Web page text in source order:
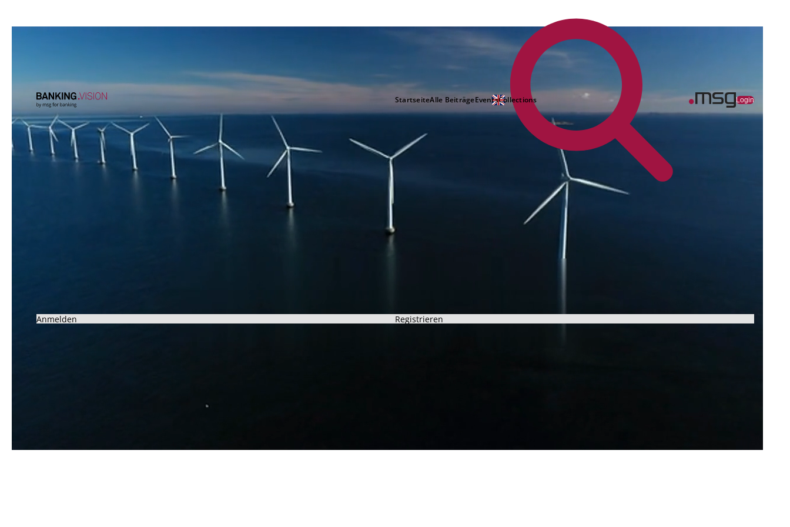
StartseiteAlle BeiträgeEventsCollections Login
Anmelden Registrieren